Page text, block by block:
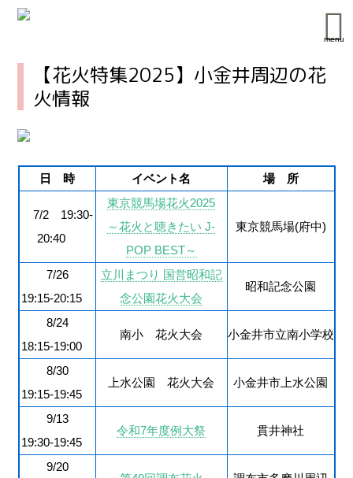
menu
【花火特集2025】小金井周辺の花
火情報
日 時 イベント名 場 所
7/2 19:30-
20:40
東京競馬場花火2025
～花火と聴きたい J-
POP BEST～
東京競馬場(府中)
7/26
19:15-20:15
立川まつり 国営昭和記
念公園花火大会
昭和記念公園
8/24
18:15-19:00
南小 花火大会 小金井市立南小学校
8/30
19:15-19:45
上水公園 花火大会 小金井市上水公園
9/13
19:30-19:45
令和7年度例大祭 貫井神社
9/20